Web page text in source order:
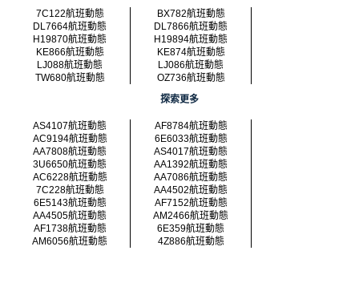
7C122航班動態
BX782航班動態
DL7664航班動態
DL7866航班動態
H19870航班動態
H19894航班動態
KE866航班動態
KE874航班動態
LJ088航班動態
LJ086航班動態
TW680航班動態
OZ736航班動態
探索更多
AS4107航班動態
AF8784航班動態
AC9194航班動態
6E6033航班動態
AA7808航班動態
AS4017航班動態
3U6650航班動態
AA1392航班動態
AC6228航班動態
AA7086航班動態
7C228航班動態
AA4502航班動態
6E5143航班動態
AF7152航班動態
AA4505航班動態
AM2466航班動態
AF1738航班動態
6E359航班動態
AM6056航班動態
4Z886航班動態